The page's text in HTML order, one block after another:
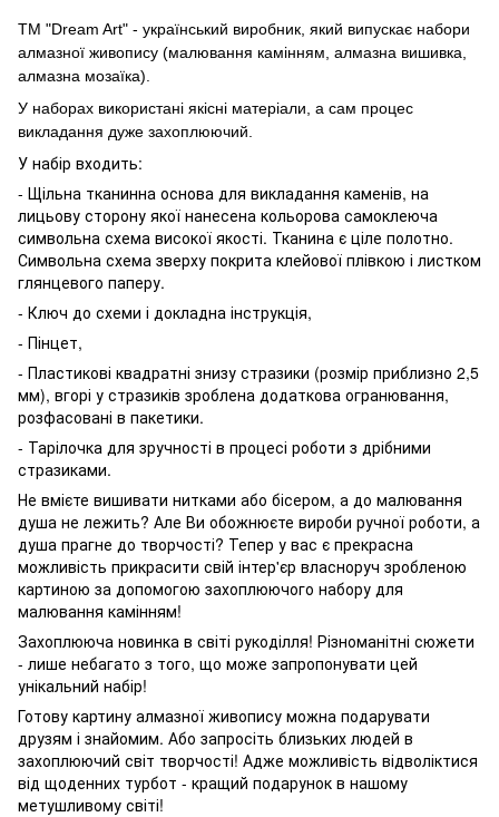
ТМ "Dream Art" - український виробник, який випускає набори
алмазної живопису (малювання камінням, алмазна вишивка,
алмазна мозаїка).
У наборах використані якісні матеріали, а сам процес
викладання дуже захоплюючий.
У набір входить:
- Щільна тканинна основа для викладання каменів, на
лицьову сторону якої нанесена кольорова самоклеюча
символьна схема високої якості. Тканина є ціле полотно.
Символьна схема зверху покрита клейової плівкою і листком
глянцевого паперу.
- Ключ до схеми і докладна інструкція,
- Пінцет,
- Пластикові квадратні знизу стразики (розмір приблизно 2,5
мм), вгорі у стразиків зроблена додаткова огранювання,
розфасовані в пакетики.
- Тарілочка для зручності в процесі роботи з дрібними
стразиками.
Не вмієте вишивати нитками або бісером, а до малювання
душа не лежить? Але Ви обожнюєте вироби ручної роботи, а
душа прагне до творчості? Тепер у вас є прекрасна
можливість прикрасити свій інтер'єр власноруч зробленою
картиною за допомогою захоплюючого набору для
малювання камінням!
Захоплююча новинка в світі рукоділля! Різноманітні сюжети
- лише небагато з того, що може запропонувати цей
унікальний набір!
Готову картину алмазної живопису можна подарувати
друзям і знайомим. Або запросіть близьких людей в
захоплюючий світ творчості! Адже можливість відволіктися
від щоденних турбот - кращий подарунок в нашому
метушливому світі!